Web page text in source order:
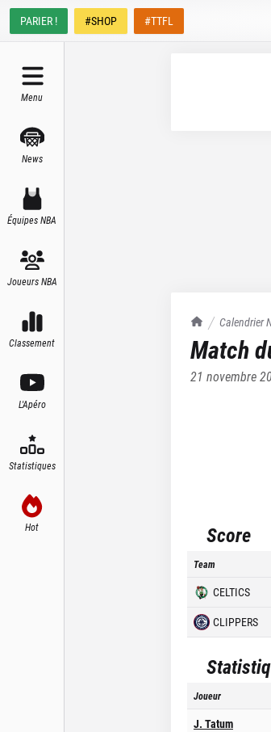
PARIER ! #SHOP #TTFL
Menu
News
Équipes NBA
Joueurs NBA
Classement
L'Apéro
Statistiques
Hot
TrashTalk Actu
Calendrier
Match
21 novembre
Score
Team
CELTICS
CLIPPERS
Joueur
J. Tatum